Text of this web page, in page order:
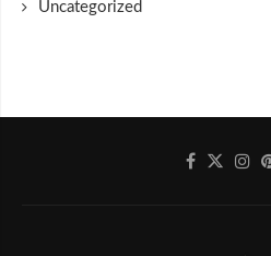
Uncategorized